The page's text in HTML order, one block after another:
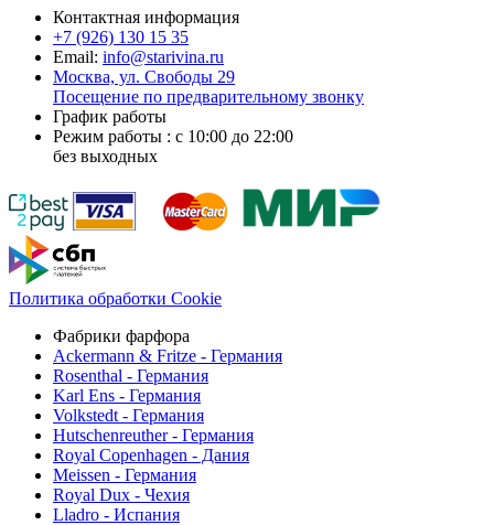
Контактная информация
+7 (926) 130 15 35
Email: info@starivina.ru
Москва, ул. Свободы 29
Посещение по предварительному звонку
График работы
Режим работы : с 10:00 до 22:00
без выходных
Политика обработки Cookie
Фабрики фарфора
Ackermann & Fritze - Германия
Rosenthal - Германия
Karl Ens - Германия
Volkstedt - Германия
Hutschenreuther - Германия
Royal Copenhagen - Дания
Meissen - Германия
Royal Dux - Чехия
Lladro - Испания